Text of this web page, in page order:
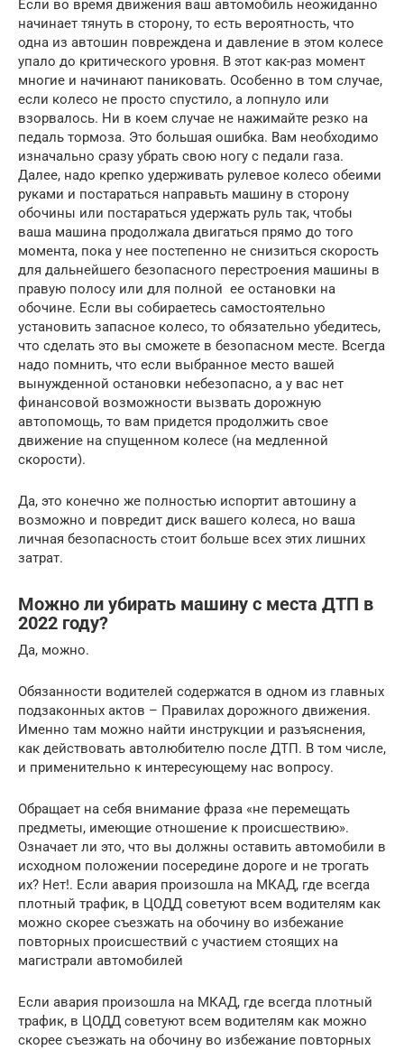
Если во время движения ваш автомобиль неожиданно
начинает тянуть в сторону, то есть вероятность, что
одна из автошин повреждена и давление в этом колесе
упало до критического уровня. В этот как-раз момент
многие и начинают паниковать. Особенно в том случае,
если колесо не просто спустило, а лопнуло или
взорвалось. Ни в коем случае не нажимайте резко на
педаль тормоза. Это большая ошибка. Вам необходимо
изначально сразу убрать свою ногу с педали газа.
Далее, надо крепко удерживать рулевое колесо обеими
руками и постараться направьть машину в сторону
обочины или постараться удержать руль так, чтобы
ваша машина продолжала двигаться прямо до того
момента, пока у нее постепенно не снизиться скорость
для дальнейшего безопасного перестроения машины в
правую полосу или для полной ее остановки на
обочине. Если вы собираетесь самостоятельно
установить запасное колесо, то обязательно убедитесь,
что сделать это вы сможете в безопасном месте. Всегда
надо помнить, что если выбранное место вашей
вынужденной остановки небезопасно, а у вас нет
финансовой возможности вызвать дорожную
автопомощь, то вам придется продолжить свое
движение на спущенном колесе (на медленной
скорости).
Да, это конечно же полностью испортит автошину а
возможно и повредит диск вашего колеса, но ваша
личная безопасность стоит больше всех этих лишних
затрат.
Можно ли убирать машину с места ДТП в
2022 году?
Да, можно.
Обязанности водителей содержатся в одном из главных
подзаконных актов – Правилах дорожного движения.
Именно там можно найти инструкции и разъяснения,
как действовать автолюбителю после ДТП. В том числе,
и применительно к интересующему нас вопросу.
Обращает на себя внимание фраза «не перемещать
предметы, имеющие отношение к происшествию».
Означает ли это, что вы должны оставить автомобили в
исходном положении посередине дороге и не трогать
их? Нет!. Если авария произошла на МКАД, где всегда
плотный трафик, в ЦОДД советуют всем водителям как
можно скорее съезжать на обочину во избежание
повторных происшествий с участием стоящих на
магистрали автомобилей
Если авария произошла на МКАД, где всегда плотный
трафик, в ЦОДД советуют всем водителям как можно
скорее съезжать на обочину во избежание повторных